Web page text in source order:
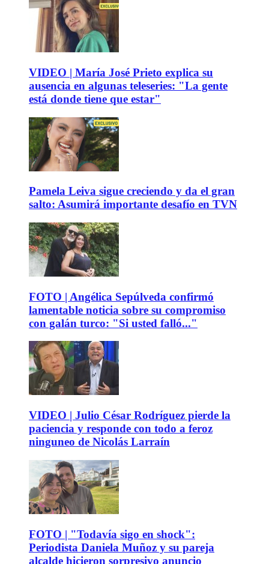
VIDEO | María José Prieto explica su
ausencia en algunas teleseries: "La gente
está donde tiene que estar"
Pamela Leiva sigue creciendo y da el gran
salto: Asumirá importante desafío en TVN
FOTO | Angélica Sepúlveda confirmó
lamentable noticia sobre su compromiso
con galán turco: "Si usted falló..."
VIDEO | Julio César Rodríguez pierde la
paciencia y responde con todo a feroz
ninguneo de Nicolás Larraín
FOTO | "Todavía sigo en shock":
Periodista Daniela Muñoz y su pareja
alcalde hicieron sorpresivo anuncio